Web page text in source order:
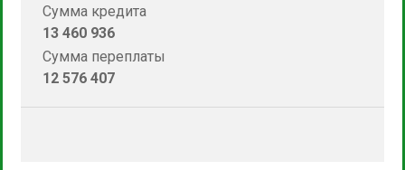
Сумма кредита
13 460 936
Сумма переплаты
12 576 407